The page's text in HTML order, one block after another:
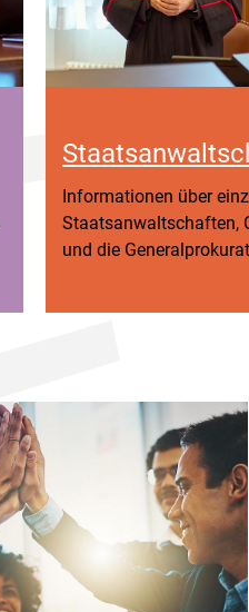
Informationen über
Staatsanwaltschaften,
und die